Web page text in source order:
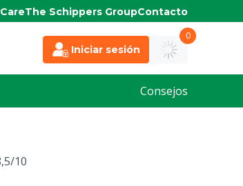
The Schippers GroupContacto
Iniciar sesión
0
Consejos
10